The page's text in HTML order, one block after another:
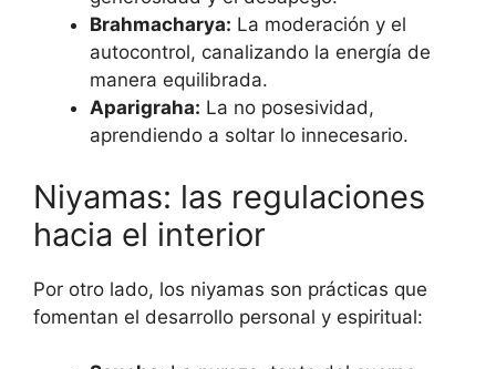
Brahmacharya: La moderación y el
autocontrol, canalizando la energía de
manera equilibrada.
Aparigraha: La no posesividad,
aprendiendo a soltar lo innecesario.
Niyamas: las regulaciones
hacia el interior
Por otro lado, los niyamas son prácticas que
fomentan el desarrollo personal y espiritual: